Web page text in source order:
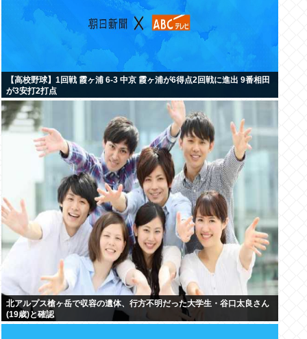
【高校野球】1回戦 霞ヶ浦 6-3 中京 霞ヶ浦が6得点2回戦に進出 9番相田
が3安打2打点
北アルプス槍ヶ岳で収容の遺体、行方不明だった大学生・谷口太良さん
(19歳)と確認